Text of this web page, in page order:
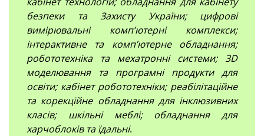
безпеки та Захисту України; цифрові
вимірювальні компʼютерні комплекси;
інтерактивне та комп’ютерне обладнання;
робототехніка та мехатронні системи; 3D
моделювання та програмні продукти для
освіти; кабінет робототехніки; реабілітаційне
та корекційне обладнання для інклюзивних
класів; шкільні меблі; обладнання для
харчоблоків та їдальні.